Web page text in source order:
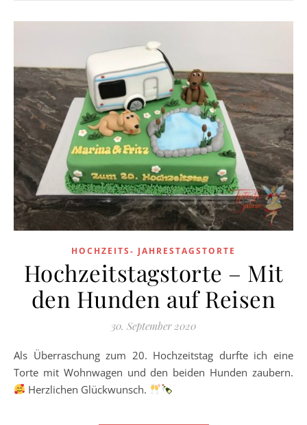
HOCHZEITS- JAHRESTAGSTORTE
Hochzeitstagstorte – Mit
den Hunden auf Reisen
30. September 2020
Als Überraschung zum 20. Hochzeitstag durfte ich eine
Torte mit Wohnwagen und den beiden Hunden zaubern.
Herzlichen Glückwunsch.